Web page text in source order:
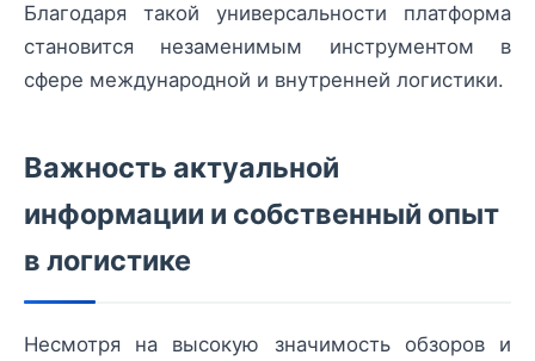
Благодаря такой универсальности платформа
становится незаменимым инструментом в
сфере международной и внутренней логистики.
Важность актуальной
информации и собственный опыт
в логистике
Несмотря на высокую значимость обзоров и